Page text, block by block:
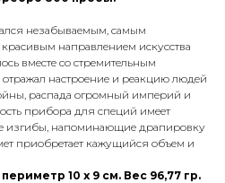
незабываемым, самым
направлением искусства
вместе со стремительным
настроение и реакцию людей
распада огромный империй и
прибора для специй имеет
изгибы, напоминающие драпировку
приобретает кажущийся объем и
10 х 9 см. Вес 96,77 гр.